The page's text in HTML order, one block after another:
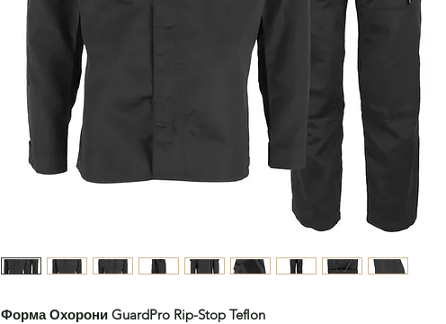
Форма Охорони GuardPro Rip-Stop Teflon